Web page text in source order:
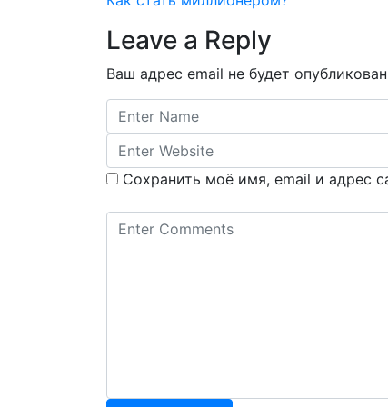
Leave a Reply
Ваш адрес email не будет
Сохранить моё имя, email и адрес